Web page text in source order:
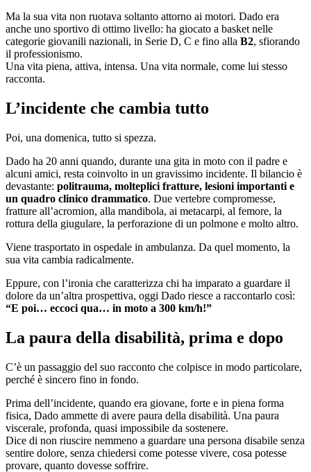
Ma la sua vita non ruotava soltanto attorno ai motori. Dado era
anche uno sportivo di ottimo livello: ha giocato a basket nelle
categorie giovanili nazionali, in Serie D, C e fino alla B2, sfiorando
il professionismo.
Una vita piena, attiva, intensa. Una vita normale, come lui stesso
racconta.
L’incidente che cambia tutto
Poi, una domenica, tutto si spezza.
Dado ha 20 anni quando, durante una gita in moto con il padre e
alcuni amici, resta coinvolto in un gravissimo incidente. Il bilancio è
devastante: politrauma, molteplici fratture, lesioni importanti e
un quadro clinico drammatico. Due vertebre compromesse,
fratture all’acromion, alla mandibola, ai metacarpi, al femore, la
rottura della giugulare, la perforazione di un polmone e molto altro.
Viene trasportato in ospedale in ambulanza. Da quel momento, la
sua vita cambia radicalmente.
Eppure, con l’ironia che caratterizza chi ha imparato a guardare il
dolore da un’altra prospettiva, oggi Dado riesce a raccontarlo così:
“E poi… eccoci qua… in moto a 300 km/h!”
La paura della disabilità, prima e dopo
C’è un passaggio del suo racconto che colpisce in modo particolare,
perché è sincero fino in fondo.
Prima dell’incidente, quando era giovane, forte e in piena forma
fisica, Dado ammette di avere paura della disabilità. Una paura
viscerale, profonda, quasi impossibile da sostenere.
Dice di non riuscire nemmeno a guardare una persona disabile senza
sentire dolore, senza chiedersi come potesse vivere, cosa potesse
provare, quanto dovesse soffrire.